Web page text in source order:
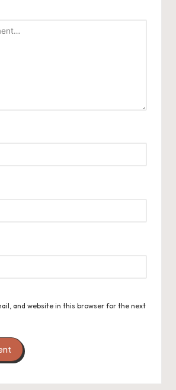
and website in this browser for the next